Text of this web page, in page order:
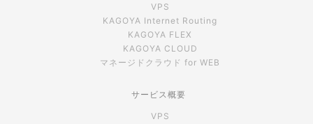
VPS
KAGOYA Internet Routing
KAGOYA FLEX
KAGOYA CLOUD
マネージドクラウド for WEB
サービス概要
VPS